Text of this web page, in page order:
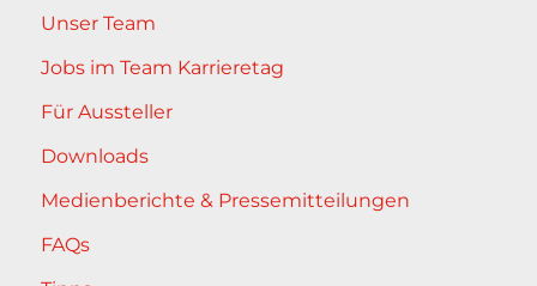
Unser Team
Jobs im Team Karrieretag
Für Aussteller
Downloads
Medienberichte & Pressemitteilungen
FAQs